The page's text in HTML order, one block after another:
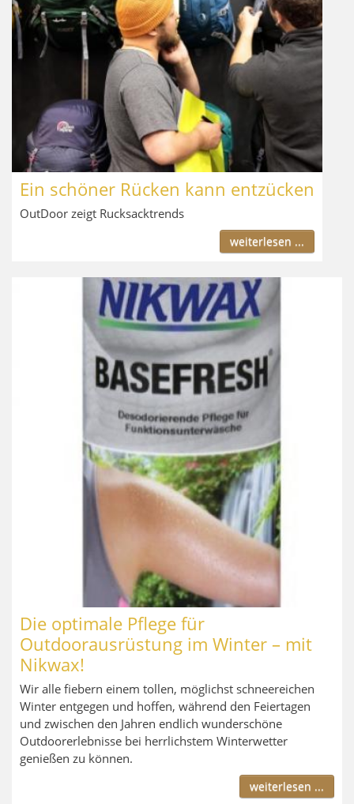
Ein schöner Rücken kann entzücken
OutDoor zeigt Rucksacktrends
weiterlesen ...
Die optimale Pflege für
Outdoorausrüstung im Winter – mit
Nikwax!
Wir alle fiebern einem tollen, möglichst schneereichen
Winter entgegen und hoffen, während den Feier­tagen
und zwischen den Jahren endlich wunderschöne
Outdoorerlebnisse bei herrlichstem Winterwetter
genießen zu können.
weiterlesen ...